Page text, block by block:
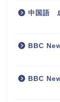
中国語
BBC
BBC